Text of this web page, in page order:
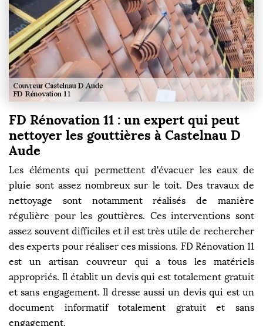
FD Rénovation 11 : un expert qui peut
nettoyer les gouttières à Castelnau D
Aude
Les éléments qui permettent d'évacuer les eaux de
pluie sont assez nombreux sur le toit. Des travaux de
nettoyage sont notamment réalisés de manière
régulière pour les gouttières. Ces interventions sont
assez souvent difficiles et il est très utile de rechercher
des experts pour réaliser ces missions. FD Rénovation 11
est un artisan couvreur qui a tous les matériels
appropriés. Il établit un devis qui est totalement gratuit
et sans engagement. Il dresse aussi un devis qui est un
document informatif totalement gratuit et sans
engagement.